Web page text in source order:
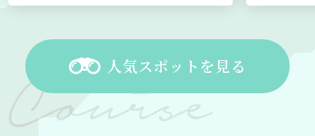
人気スポットを見る